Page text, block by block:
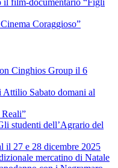
Coraggioso”
Cinghios Group il 6
Sabato domani al
studenti dell’Agrario del
27 e 28 dicembre 2025
mercatino di Natale